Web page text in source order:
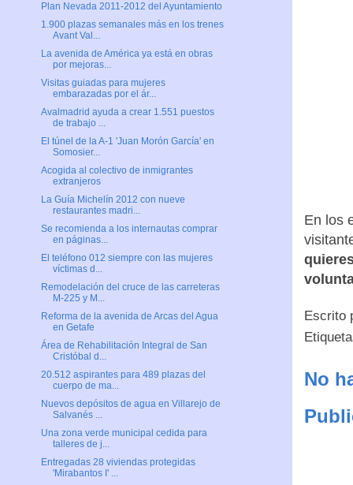
En los
Escrito
No
Plan Nevada 2011-2012 del Ayuntamiento
1.900 plazas semanales más en los trenes
Avant Val...
La avenida de América ya está en obras
por mejoras...
Visitas guiadas para mujeres
embarazadas por el ár...
Avalmadrid ayuda a crear 1.551 puestos
de trabajo ...
El túnel de la A-1 'Juan Morón García' en
Somosier...
Acogida al colectivo de inmigrantes
extranjeros
La Guía Michelín 2012 con nueve
restaurantes madri...
Se recomienda a los internautas comprar
en páginas...
El teléfono 012 siempre con las mujeres
víctimas d...
Remodelación del cruce de las carreteras
M-225 y M...
Reforma de la avenida de Arcas del Agua
en Getafe
Área de Rehabilitación Integral de San
Cristóbal d...
20.512 aspirantes para 489 plazas del
cuerpo de ma...
Nuevos depósitos de agua en Villarejo de
Salvanés ...
Una zona verde municipal cedida para
talleres de j...
Entregadas 28 viviendas protegidas
'Mirabantos I' ...